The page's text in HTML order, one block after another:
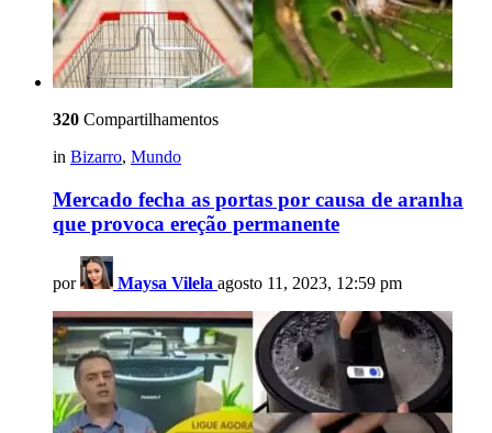
320 Compartilhamentos
in Bizarro, Mundo
Mercado fecha as portas por causa de aranha
que provoca ereção permanente
por Maysa Vilela agosto 11, 2023, 12:59 pm